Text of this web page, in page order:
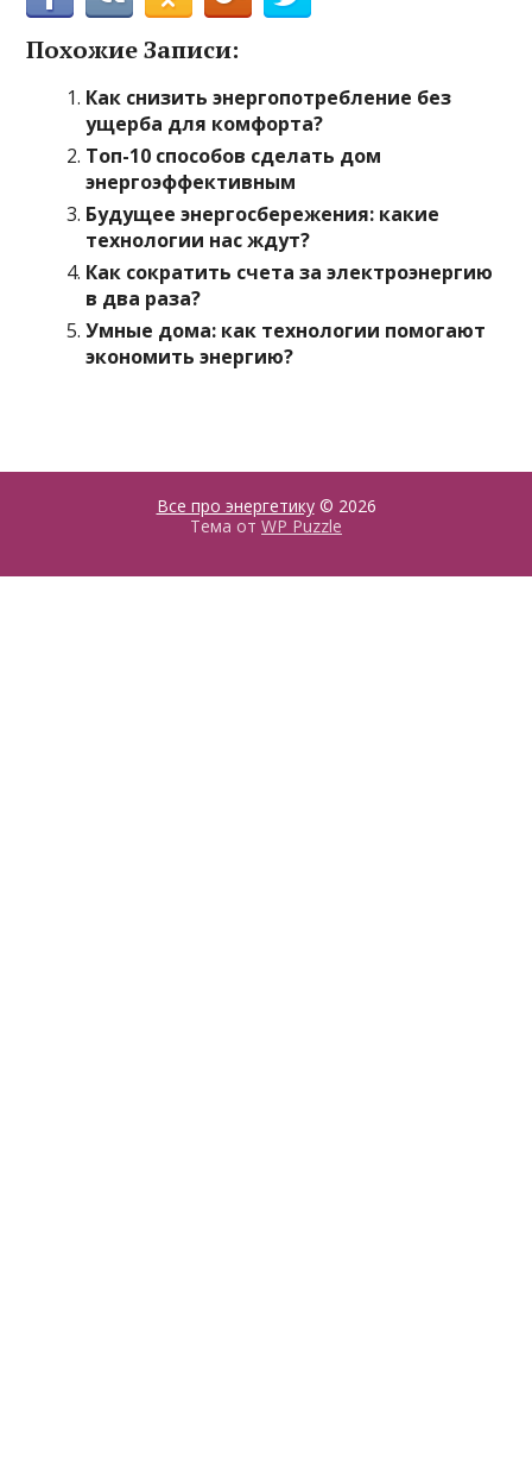
Похожие Записи:
Как снизить энергопотребление без
ущерба для комфорта?
Топ-10 способов сделать дом
энергоэффективным
Будущее энергосбережения: какие
технологии нас ждут?
Как сократить счета за электроэнергию
в два раза?
Умные дома: как технологии помогают
экономить энергию?
Все про энергетику© 2026
Тема от WP Puzzle